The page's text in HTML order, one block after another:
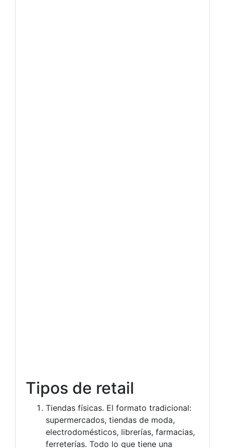
Tipos de retail
Tiendas físicas. El formato tradicional:
supermercados, tiendas de moda,
electrodomésticos, librerías, farmacias,
ferreterías. Todo lo que tiene una